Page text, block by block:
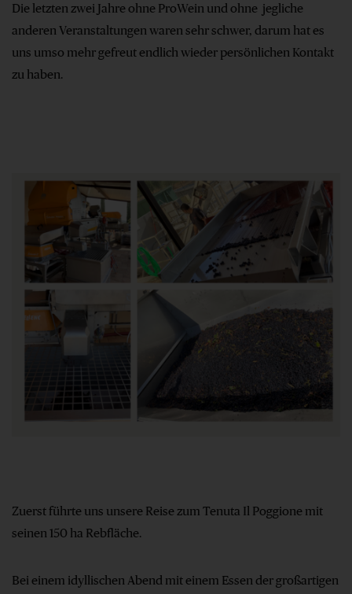
Die letzten zwei Jahre ohne ProWein und ohne jegliche
anderen Veranstaltungen waren sehr schwer, darum hat es
uns umso mehr gefreut endlich wieder persönlichen Kontakt
zu haben.
Zuerst führte uns unsere Reise zum Tenuta Il Poggione mit
seinen 150 ha Rebfläche.
Bei einem idyllischen Abend mit einem Essen der großartigen